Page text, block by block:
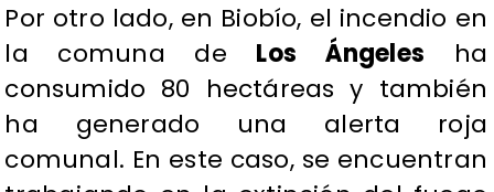
Por otro lado, en Biobío, el incendio en
la comuna de Los Ángeles ha
consumido 80 hectáreas y también
ha generado una alerta roja
comunal. En este caso, se encuentran